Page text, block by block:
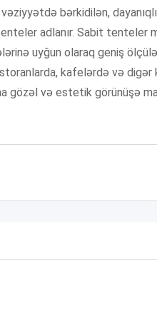
vəziyyətdə bərkidilən,
adlanır. Sabit tenteler
uyğun olaraq geniş
kafelərdə və digər
gözəl və estetik görünüşə